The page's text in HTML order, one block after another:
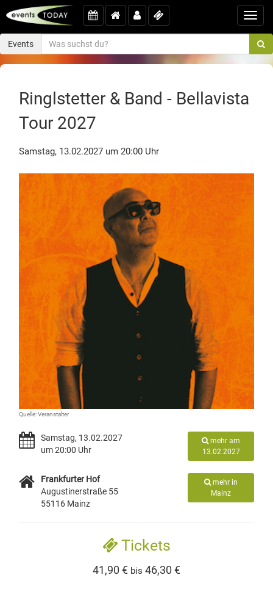
Events
Ringlstetter & Band - Bellavista
Tour 2027
Samstag, 13.02.2027 um 20:00 Uhr
Quelle: Veranstalter
Samstag, 13.02.2027
um 20:00 Uhr
mehr am
13.02.2027
Frankfurter Hof
Augustinerstraße 55
55116 Mainz
mehr in
Mainz
Tickets
41,90 € bis 46,30 €